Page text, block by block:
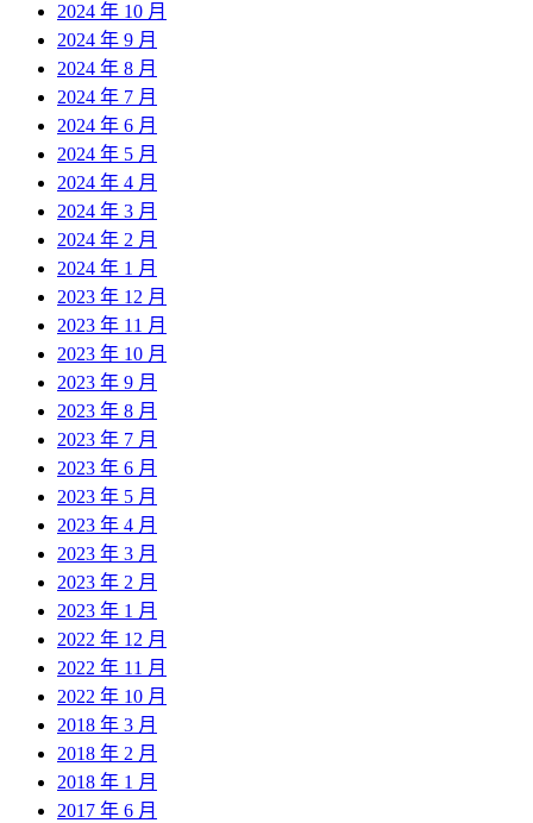
2024 年 10 月
2024 年 9 月
2024 年 8 月
2024 年 7 月
2024 年 6 月
2024 年 5 月
2024 年 4 月
2024 年 3 月
2024 年 2 月
2024 年 1 月
2023 年 12 月
2023 年 11 月
2023 年 10 月
2023 年 9 月
2023 年 8 月
2023 年 7 月
2023 年 6 月
2023 年 5 月
2023 年 4 月
2023 年 3 月
2023 年 2 月
2023 年 1 月
2022 年 12 月
2022 年 11 月
2022 年 10 月
2018 年 3 月
2018 年 2 月
2018 年 1 月
2017 年 6 月